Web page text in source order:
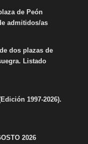
de Peón
admitidos/as
dos plazas de
Listado
1997-2026).
2026